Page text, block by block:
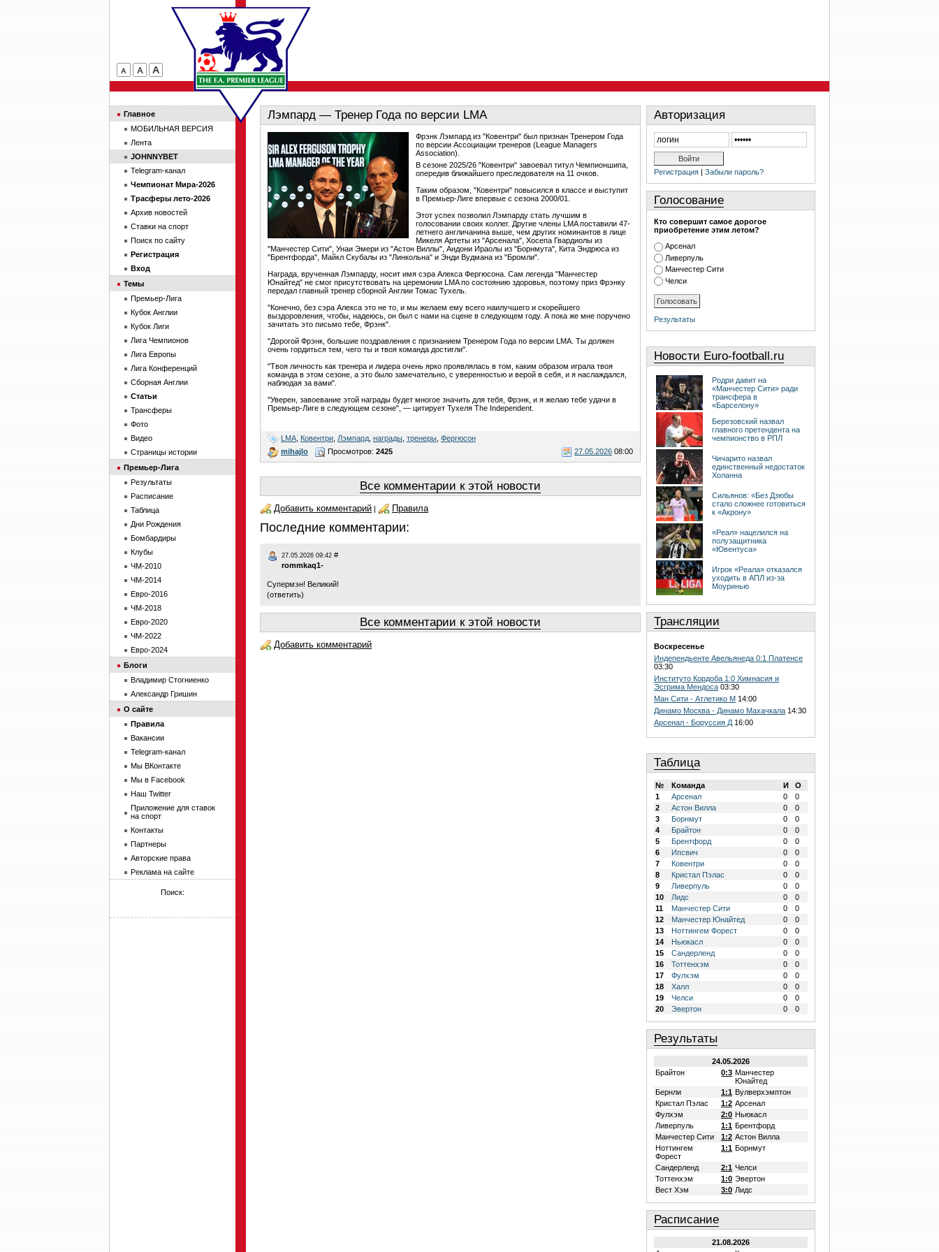
Лэмпард — Тренер Года по версии LMA
Фрэнк Лэмпард из "Ковентри" был признан Тренером Года
по версии Ассоциации тренеров (League Managers
Association).
В сезоне 2025/26 "Ковентри" завоевал титул Чемпионшипа,
опередив ближайшего преследователя на 11 очков.
Таким образом, "Ковентри" повысился в классе и выступит
в Премьер-Лиге впервые с сезона 2000/01.
Этот успех позволил Лэмпарду стать лучшим в
голосовании своих коллег. Другие члены LMA поставили 47-
летнего англичанина выше, чем других номинантов в лице
Микеля Артеты из "Арсенала", Хосепа Гвардиолы из
"Манчестер Сити", Унаи Эмери из "Астон Виллы", Андони Ираолы из "Борнмута", Кита Эндрюса из
"Брентфорда", Майкл Скубалы из "Линкольна" и Энди Вудмана из "Бромли".
Награда, врученная Лэмпарду, носит имя сэра Алекса Фергюсона. Сам легенда "Манчестер
Юнайтед" не смог присутствовать на церемонии LMA по состоянию здоровья, поэтому приз Фрэнку
передал главный тренер сборной Англии Томас Тухель.
"Конечно, без сэра Алекса это не то, и мы желаем ему всего наилучшего и скорейшего
выздоровления, чтобы, надеюсь, он был с нами на сцене в следующем году. А пока же мне поручено
зачитать это письмо тебе, Фрэнк".
"Дорогой Фрэнк, большие поздравления с признанием Тренером Года по версии LMA. Ты должен
очень гордиться тем, чего ты и твоя команда достигли".
"Твоя личность как тренера и лидера очень ярко проявлялась в том, каким образом играла твоя
команда в этом сезоне, а это было замечательно, с уверенностью и верой в себя, и я наслаждался,
наблюдая за вами".
"Уверен, завоевание этой награды будет многое значить для тебя, Фрэнк, и я желаю тебе удачи в
Премьер-Лиге в следующем сезоне", — цитирует Тухеля The Independent.
LMA Ковентри Лэмпард награды тренеры Фергюсон
mihajlo
27.05.2026 08:00
Просмотров: 2425
Все комментарии к этой новости
Добавить комментарий | Правила
Последние комментарии:
27.05.2026 09:42 #
rommkaq1-
Супермэн! Великий!
(ответить)
Все комментарии к этой новости
Добавить комментарий
Авторизация
Регистрация | Забыли пароль?
Голосование
Кто совершит самое дорогое
приобретение этим летом?
Арсенал
Ливерпуль
Манчестер Сити
Челси
Результаты
Новости Euro-football.ru
Родри давит на
«Манчестер Сити» ради
трансфера в
«Барселону»
Березовский назвал
главного претендента на
чемпионство в РПЛ
Чичарито назвал
единственный недостаток
Холанна
Сильянов: «Без Дзюбы
стало сложнее готовиться
к «Акрону»
«Реал» нацелился на
полузащитника
«Ювентуса»
Игрок «Реала» отказался
уходить в АПЛ из-за
Моуринью
Трансляции
Воскресенье
Индепендьенте Авельянеда 0:1 Платенсе
03:30
Институто Кордоба 1:0 Химнасия и
Эсгрима Мендоса 03:30
Ман Сити - Атлетико М 14:00
Динамо Москва - Динамо Махачкала 14:30
Арсенал - Боруссия Д 16:00
Таблица
№ Команда И
О
1
Арсенал 0
0
2
Астон Вилла 0
0
3
Борнмут 0
0
4
Брайтон 0
0
5
Брентфорд 0
0
6
Ипсвич 0
0
7
Ковентри 0
0
8
Кристал Пэлас 0
0
9
Ливерпуль 0
0
10
Лидс 0
0
11
Манчестер Сити 0
0
12
Манчестер Юнайтед 0
0
13
Ноттингем Форест 0
0
14
Ньюкасл 0
0
15
Сандерленд 0
0
16
Тоттенхэм 0
0
17
Фулхэм 0
0
18
Халл 0
0
19
Челси 0
0
20
Эвертон 0 0
Результаты
24.05.2026
Брайтон
0:3 Манчестер
Юнайтед
Бернли
1:1 Вулверхэмптон
Кристал Пэлас
1:2 Арсенал
Фулхэм
2:0 Ньюкасл
Ливерпуль
1:1 Брентфорд
Манчестер Сити
1:2 Астон Вилла
Ноттингем
Форест
1:1 Борнмут
Сандерленд 2:1 Челси
Тоттенхэм
1:0 Эвертон
Вест Хэм
3:0 Лидс
Расписание
21.08.2026
Главное
МОБИЛЬНАЯ ВЕРСИЯ
Лента
JOHNNYBET
Telegram-канал
Чемпионат Мира-2026
Трасферы лето-2026
Архив новостей
Ставки на спорт
Поиск по сайту
Регистрация
Вход
Темы
Премьер-Лига
Кубок Англии
Кубок Лиги
Лига Чемпионов
Лига Европы
Лига Конференций
Сборная Англии
Статьи
Трансферы
Фото
Видео
Страницы истории
Премьер-Лига
Результаты
Расписание
Таблица
Дни Рождения
Бомбардиры
Клубы
ЧМ-2010
ЧМ-2014
Евро-2016
ЧМ-2018
Евро-2020
ЧМ-2022
Евро-2024
Блоги
Владимир Стогниенко
Александр Гришин
О сайте
Правила
Вакансии
Telegram-канал
Мы ВКонтакте
Мы в Facebook
Наш Twitter
Приложение для ставок
на спорт
Контакты
Партнеры
Авторские права
Реклама на сайте
Поиск: